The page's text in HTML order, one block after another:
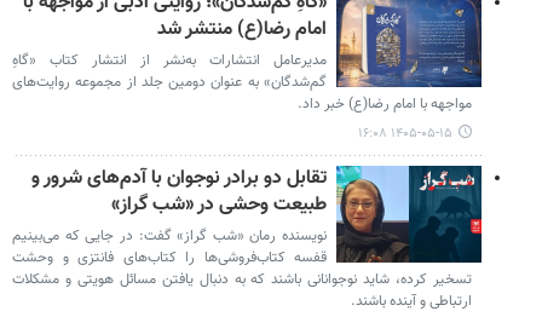
امام رضا(ع) منتشر شد
مدیرعامل انتشارات به‌نشر از انتشار کتاب «گاهِ
گم‌شدگان» به‌ عنوان دومین جلد از مجموعه روایت‌های
مواجهه با امام رضا(ع) خبر داد.
۱۴۰۵-۰۵-۱۵ ۱۶:۰۸
تقابل دو برادر نوجوان با آدم‌های شرور و
طبیعت وحشی در «شب گراز»
نویسنده رمان «شب گراز» گفت: در جایی که می‌بینیم
قفسه کتاب‌فروشی‌ها را کتاب‌های فانتزی و وحشت
تسخیر کرده، شاید نوجوانانی باشند که به دنبال یافتن مسائل هویتی و مشکلات
ارتباطی و آینده باشند.